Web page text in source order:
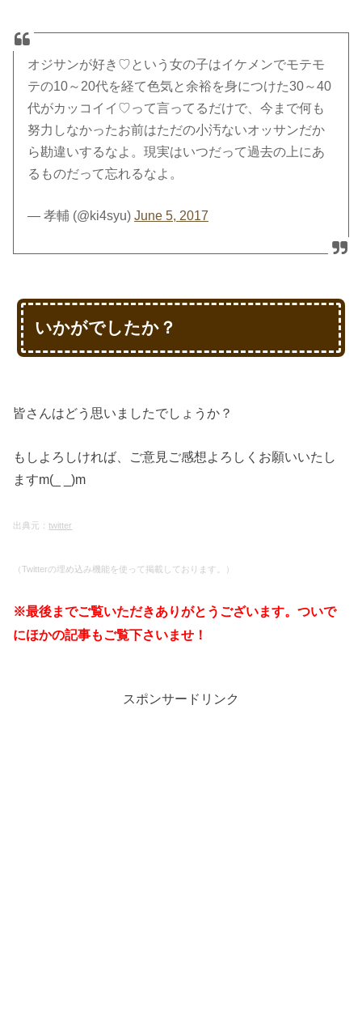
オジサンが好き♡という女の子はイケメンでモテモ
テの10～20代を経て色気と余裕を身につけた30～40
代がカッコイイ♡って言ってるだけで、今まで何も
努力しなかったお前はただの小汚ないオッサンだか
ら勘違いするなよ。現実はいつだって過去の上にあ
るものだって忘れるなよ。
— 孝輔 (@ki4syu)June 5, 2017
いかがでしたか？
皆さんはどう思いましたでしょうか？
もしよろしければ、ご意見ご感想よろしくお願いいたし
ますm(_ _)m
出典元：twitter
（Twitterの埋め込み機能を使って掲載しております。）
※最後までご覧いただきありがとうございます。ついで
にほかの記事もご覧下さいませ！
スポンサードリンク